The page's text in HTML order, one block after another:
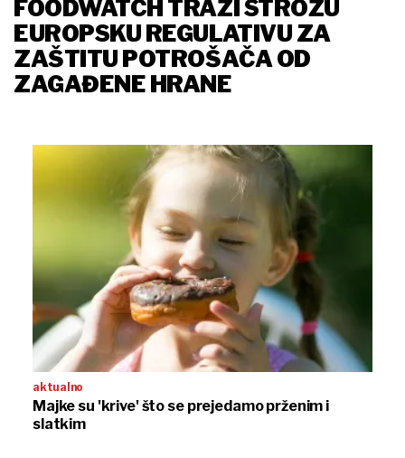
FOODWATCH TRAŽI STROŽU
EUROPSKU REGULATIVU ZA
ZAŠTITU POTROŠAČA OD
ZAGAĐENE HRANE
aktualno
Majke su 'krive' što se prejedamo prženim i
slatkim